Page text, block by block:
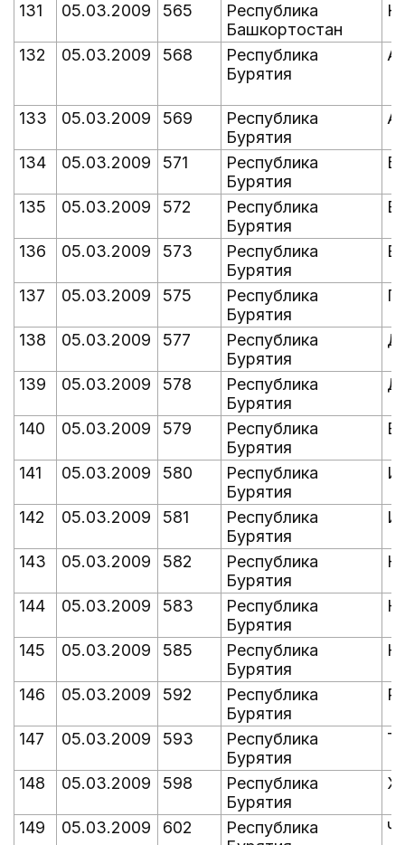
131 05.03.2009 565
Республика
Башкортостан
132 05.03.2009 568
Республика
Бурятия
133 05.03.2009 569
Республика
Бурятия
134 05.03.2009 571
Республика
Бурятия
135 05.03.2009 572
Республика
Бурятия
136 05.03.2009 573
Республика
Бурятия
137 05.03.2009 575
Республика
Бурятия
138 05.03.2009 577
Республика
Бурятия
139 05.03.2009 578
Республика
Бурятия
140 05.03.2009 579
Республика
Бурятия
141 05.03.2009 580
Республика
Бурятия
142 05.03.2009 581
Республика
Бурятия
143 05.03.2009 582
Республика
Бурятия
144 05.03.2009 583
Республика
Бурятия
145 05.03.2009 585
Республика
Бурятия
146 05.03.2009 592
Республика
Бурятия
147 05.03.2009 593
Республика
Бурятия
148 05.03.2009 598
Республика
Бурятия
149 05.03.2009 602
Республика